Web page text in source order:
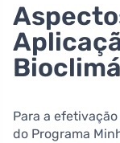
Para a
do Programa